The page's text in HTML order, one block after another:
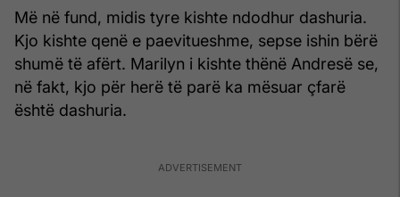
Më në fund, midis tyre kishte ndodhur dashuria.
Kjo kishte qenë e paevitueshme, sepse ishin bërë
shumë të afërt. Marilyn i kishte thënë Andresë se,
në fakt, kjo për herë të parë ka mësuar çfarë
është dashuria.